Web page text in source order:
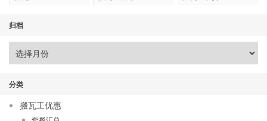
归档
分类
搬瓦工优惠